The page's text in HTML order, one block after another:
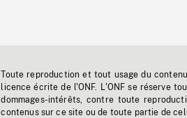
Toute reproduction et tout usage du
licence écrite de l'ONF. L'ONF se réserve
dommages-intérêts, contre toute
contenus sur ce site ou de toute partie de